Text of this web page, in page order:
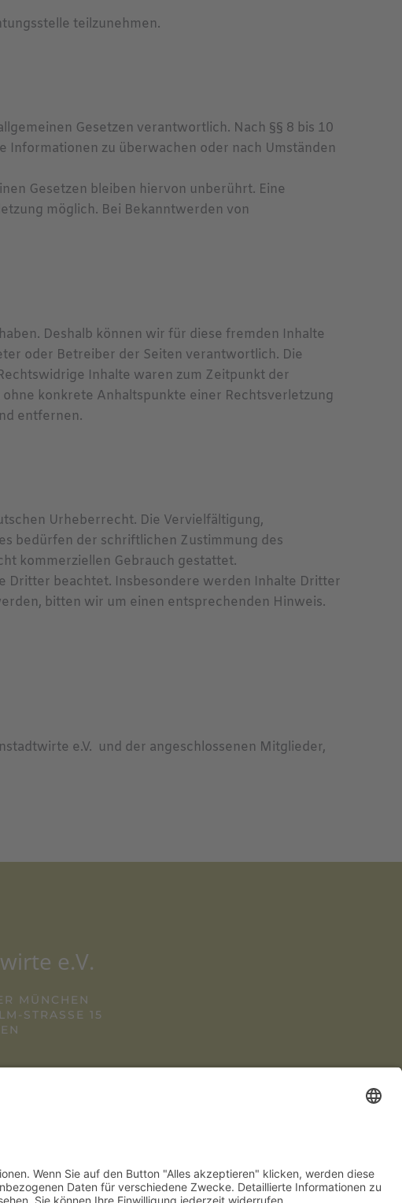
teilzunehmen.
Gesetzen verantwortlich. Nach §§ 8 bis 10
zu überwachen oder nach Umständen
Gesetzen bleiben hiervon unberührt. Eine
möglich. Bei Bekanntwerden von
Deshalb können wir für diese fremden Inhalte
oder Betreiber der Seiten verantwortlich. Die
Inhalte waren zum Zeitpunkt der
konkrete Anhaltspunkte einer Rechtsverletzung
entfernen.
Urheberrecht. Die Vervielfältigung,
bedürfen der schriftlichen Zustimmung des
kommerziellen Gebrauch gestattet.
Dritter beachtet. Insbesondere werden Inhalte Dritter
bitten wir um einen entsprechenden Hinweis.
e.V. und der angeschlossenen Mitglieder,
e.V.
MÜNCHEN
STRASSE 15